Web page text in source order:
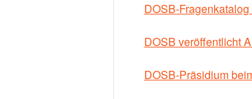
DOSB-
DOSB veröffentlicht
DOSB-Präsidium